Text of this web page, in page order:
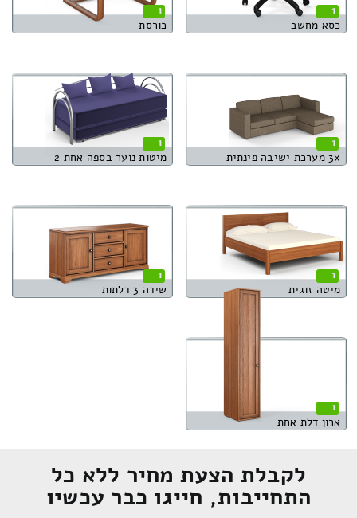
1
כסא מחשב
1
כורסת
1
3x מערכת ישיבה פינתית
1
מיטות נוער בספה אחת 2
1
מיטה זוגית
1
שידה 3 דלתות
1
ארון דלת אחת
לקבלת הצעת מחיר ללא כל
התחייבות, חייגו כבר עכשיו